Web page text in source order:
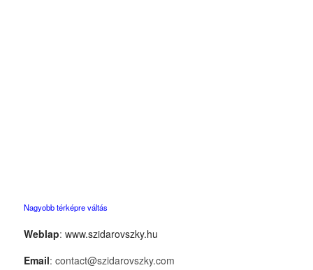
Nagyobb térképre váltás
Weblap: www.szidarovszky.hu
Email: contact@szidarovszky.com